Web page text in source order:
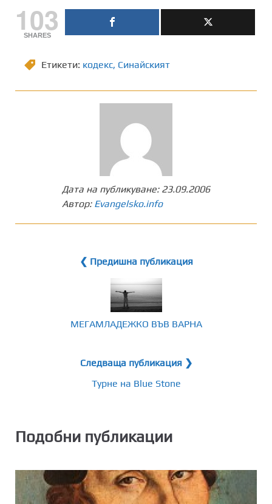
103
SHARES
Етикети: кодекс, Синайският
Дата на публикуване: 23.09.2006
Автор: Evangelsko.info
❮ Предишна публикация
МЕГАМЛАДЕЖКО ВЪВ ВАРНА
Следваща публикация ❯
Турне на Blue Stonе
Подобни публикации